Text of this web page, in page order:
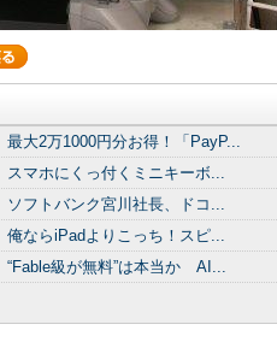
最大2万1000円分お得！「PayP...
スマホにくっ付くミニキーボ...
ソフトバンク宮川社長、ドコ...
俺ならiPadよりこっち！スピ...
“Fable級が無料”は本当か AI...